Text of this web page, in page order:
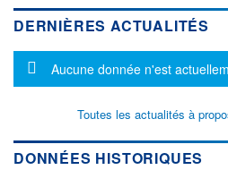
DERNIÈRES ACTUALITÉS
Message d'information
Aucune donnée n'est
Toutes les actualités à
DONNÉES HISTORIQUES